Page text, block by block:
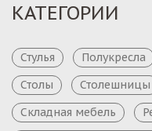
КАТЕГОРИИ
Стулья Полукресла
Столы
Столешницы
Складная мебель